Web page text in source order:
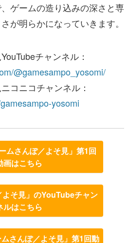
ゲームの造り込みの深さと専
が明らかになっていきます。
チャンネル：
@gamesampo_yosomi/
コニコチャンネル：
yosomi
ムさんぽ／よそ見」第1回
画はこちら
よそ見」のYouTubeチャン
ルはこちら
さんぽ／よそ見」第1回動